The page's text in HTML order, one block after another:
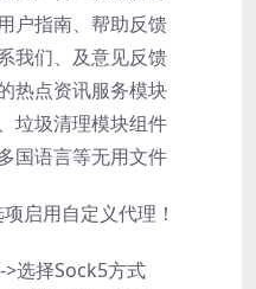
户指南、帮助反馈
我们、及意见反馈
热点资讯服务模块
垃圾清理模块组件
国语言等无用文件
启用自定义代理！
选择Sock5方式